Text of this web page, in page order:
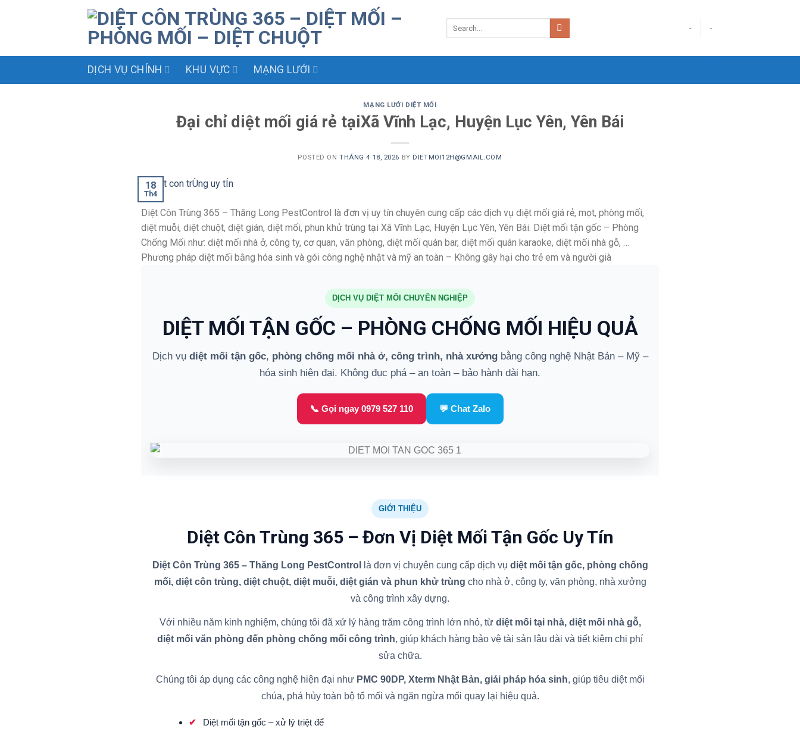
- -
DỊCH VỤ CHÍNH KHU VỰC MẠNG LƯỚI
MẠNG LƯỚI DIỆT MỐI
Đại chỉ diệt mối giá rẻ tạiXã Vĩnh Lạc, Huyện Lục Yên, Yên Bái
POSTED ONTHÁNG 4 18, 2026 BY DIETMOI12H@GMAIL.COM
18
Th4
Diệt Côn Trùng 365 – Thăng Long PestControl là đơn vị uy tín chuyên cung cấp các dịch vụ diệt mối giá rẻ, mọt, phòng mối,
diệt muỗi, diệt chuột, diệt gián, diệt mối, phun khử trùng tại Xã Vĩnh Lạc, Huyện Lục Yên, Yên Bái. Diệt mối tận gốc – Phòng
Chống Mối như: diệt mối nhà ở, công ty, cơ quan, văn phòng, diệt mối quán bar, diệt mối quán karaoke, diệt mối nhà gỗ, …
Phương pháp diệt mối bằng hóa sinh và gói công nghệ nhật và mỹ an toàn – Không gây hại cho trẻ em và người già
DỊCH VỤ DIỆT MỐI CHUYÊN NGHIỆP
DIỆT MỐI TẬN GỐC – PHÒNG CHỐNG MỐI HIỆU QUẢ
Dịch vụ diệt mối tận gốc, phòng chống mối nhà ở, công trình, nhà xưởngbằng công nghệ Nhật Bản – Mỹ –
hóa sinh hiện đại. Không đục phá – an toàn – bảo hành dài hạn.
📞 Gọi ngay 0979 527 110 💬 Chat Zalo
GIỚI THIỆU
Diệt Côn Trùng 365 – Đơn Vị Diệt Mối Tận Gốc Uy Tín
Diệt Côn Trùng 365 – Thăng Long PestControl là đơn vị chuyên cung cấp dịch vụ diệt mối tận gốc, phòng chống
mối, diệt côn trùng, diệt chuột, diệt muỗi, diệt gián và phun khử trùng cho nhà ở, công ty, văn phòng, nhà xưởng
và công trình xây dựng.
Với nhiều năm kinh nghiệm, chúng tôi đã xử lý hàng trăm công trình lớn nhỏ, từ diệt mối tại nhà, diệt mối nhà gỗ,
diệt mối văn phòng đến phòng chống mối công trình, giúp khách hàng bảo vệ tài sản lâu dài và tiết kiệm chi phí
sửa chữa.
Chúng tôi áp dụng các công nghệ hiện đại như PMC 90DP, Xterm Nhật Bản, giải pháp hóa sinh, giúp tiêu diệt mối
chúa, phá hủy toàn bộ tổ mối và ngăn ngừa mối quay lại hiệu quả.
Diệt mối tận gốc – xử lý triệt để